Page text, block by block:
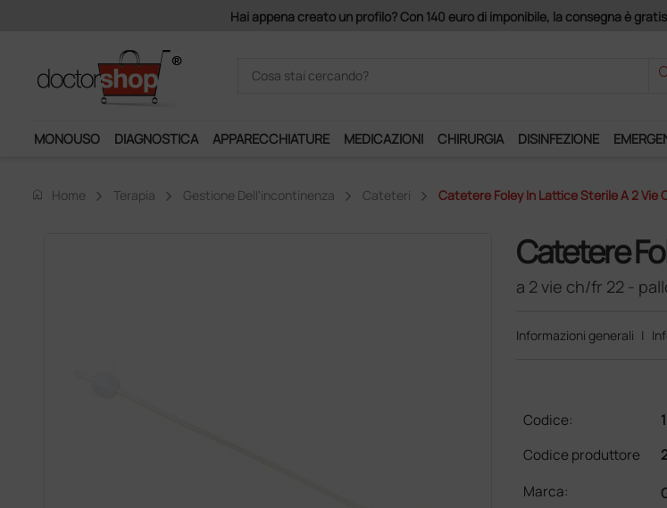
Hai appena creato un profilo? Con 140 euro di imponibile, la consegna è
MONOUSO DIAGNOSTICA APPARECCHIATURE MEDICAZIONI CHIRURGIA DISINFEZIONE
home Home Terapia Gestione Dell'incontinenza Cateteri Catetere Foley In Lattice Sterile A 2 Vie
Catetere
a 2 vie ch/fr 22 -
Informazioni generali |
Codice:
Codice produttore
Marca: